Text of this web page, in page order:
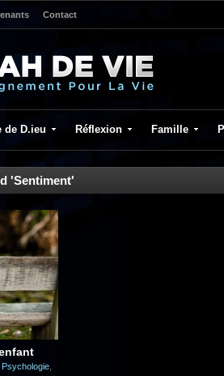
Contact
de D.ieu Réflexion Famille
'Sentiment'
Psychologie